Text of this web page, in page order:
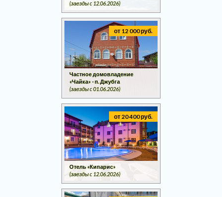
(заезды c 12.06.2026)
от 12 000 руб.
Частное домовладение
«Чайка» - п. Джубга
(заезды c 01.06.2026)
от 20 400 руб.
Отель «Кипарис»
(заезды c 12.06.2026)